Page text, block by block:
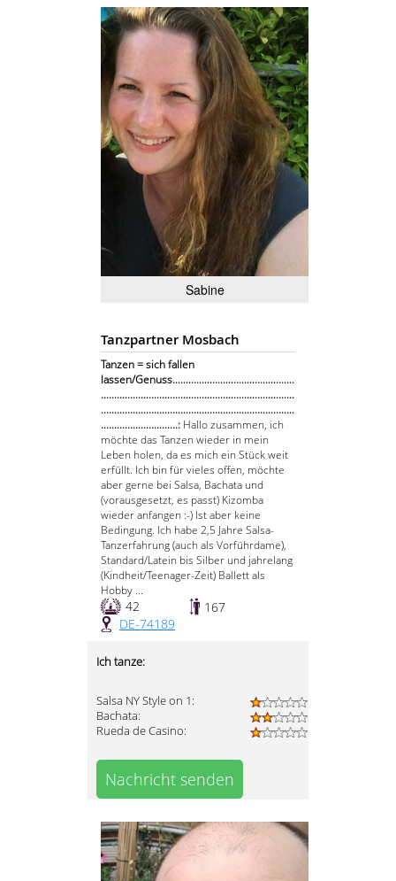
Sabine
Tanzpartner Mosbach
Tanzen = sich fallen
lassen/Genuss..............................................
.........................................................................
.........................................................................
.............................: Hallo zusammen, ich
möchte das Tanzen wieder in mein
Leben holen, da es mich ein Stück weit
erfüllt. Ich bin für vieles offen, möchte
aber gerne bei Salsa, Bachata und
(vorausgesetzt, es passt) Kizomba
wieder anfangen :-) Ist aber keine
Bedingung. Ich habe 2,5 Jahre Salsa-
Tanzerfahrung (auch als Vorführdame),
Standard/Latein bis Silber und jahrelang
(Kindheit/Teenager-Zeit) Ballett als
Hobby ...
42
167
DE-74189
Ich tanze:
Salsa NY Style on 1:
Bachata:
Rueda de Casino:
Nachricht senden